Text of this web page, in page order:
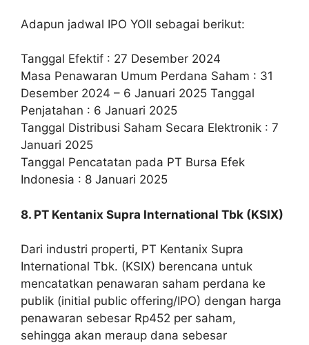
Adapun jadwal IPO YOII sebagai berikut:
Tanggal Efektif : 27 Desember 2024
Masa Penawaran Umum Perdana Saham : 31
Desember 2024 – 6 Januari 2025 Tanggal
Penjatahan : 6 Januari 2025
Tanggal Distribusi Saham Secara Elektronik : 7
Januari 2025
Tanggal Pencatatan pada PT Bursa Efek
Indonesia : 8 Januari 2025
8. PT Kentanix Supra International Tbk (KSIX)
Dari industri properti, PT Kentanix Supra
International Tbk. (KSIX) berencana untuk
mencatatkan penawaran saham perdana ke
publik (initial public offering/IPO) dengan harga
penawaran sebesar Rp452 per saham,
sehingga akan meraup dana sebesar